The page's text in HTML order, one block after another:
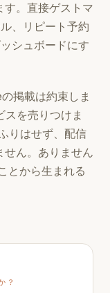
す。直接ゲストマ
、リピート予約
シュボードにす
掲載は約束しま
を売りつけま
りはせず、配信
せん。ありません
とから生まれる
？